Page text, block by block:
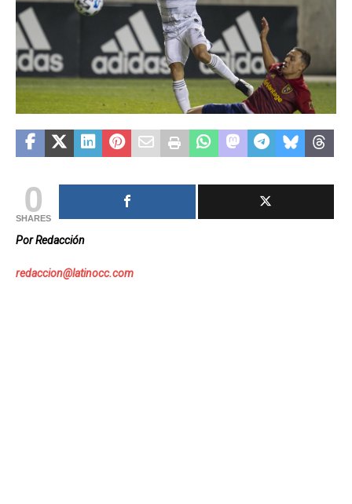
0
SHARES
Por Redacción
redaccion@latinocc.com